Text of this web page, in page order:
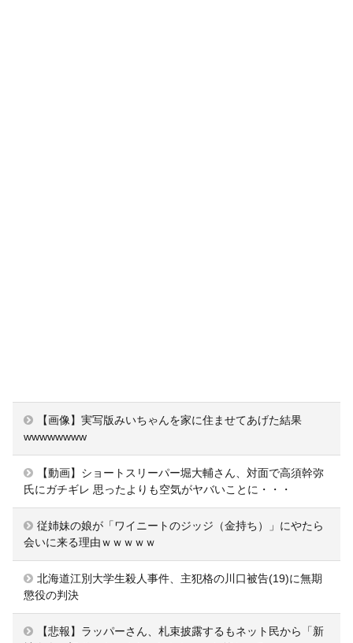
【画像】実写版みいちゃんを家に住ませてあげた結果
wwwwwwww
【動画】ショートスリーパー堀大輔さん、対面で高須幹弥
氏にガチギレ 思ったよりも空気がヤバいことに・・・
従姉妹の娘が「ワイニートのジッジ（金持ち）」にやたら
会いに来る理由ｗｗｗｗｗ
北海道江別大学生殺人事件、主犯格の川口被告(19)に無期
懲役の判決
【悲報】ラッパーさん、札束披露するもネット民から「新